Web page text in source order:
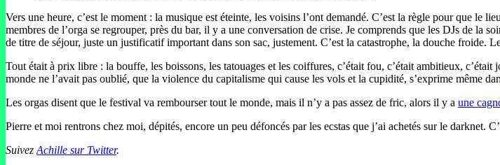
Vers une heure, c’est le moment : la musique est éteinte, les voisins l’ont demandé. C’est la règle pour que
membres de l’orga se regrouper, près du bar, il y a une conversation de crise. Je comprends que les DJs de la
de titre de séjour, juste un justificatif important dans son sac, justement. C’est la catastrophe, la douche froide.
Tout était à prix libre : la bouffe, les boissons, les tatouages et les coiffures, c’était fou, c’était ambitieux,
monde ne l’avait pas oublié, que la violence du capitalisme qui cause les vols et la cupidité, s’exprime même
Les orgas disent que le festival va rembourser tout le monde, mais il n’y a pas assez de fric, alors il y a une
Pierre et moi rentrons chez moi, dépités, encore un peu défoncés par les ecstas que j’ai achetés sur le darknet.
Suivez Achille sur Twitter.